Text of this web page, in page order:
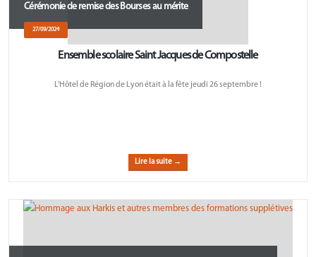
Cérémonie de remise des Bourses au mérite
27/09/2024
Ensemble scolaire Saint Jacques de Compostelle
L’Hôtel de Région de Lyon était à la fête jeudi 26 septembre !
Lire la suite →